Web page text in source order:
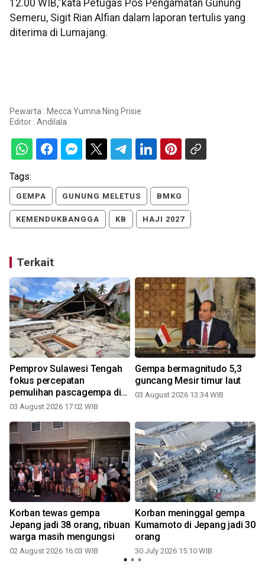
12.00 WIB,"kata Petugas Pos Pengamatan Gunung
Semeru, Sigit Rian Alfian dalam laporan tertulis yang
diterima di Lumajang.
Pewarta : Mecca Yumna Ning Prisie
Editor : Andilala
Tags:
GEMPA GUNUNG MELETUS BMKG
KEMENDUKBANGGA KB HAJI 2027
Terkait
Pemprov Sulawesi Tengah
fokus percepatan
pemulihan pascagempa di
Sigi
03 August 2026 17:02 WIB
Gempa bermagnitudo 5,3
guncang Mesir timur laut
03 August 2026 13:34 WIB
Korban tewas gempa
Jepang jadi 38 orang, ribuan
warga masih mengungsi
02 August 2026 16:03 WIB
Korban meninggal gempa
Kumamoto di Jepang jadi 30
orang
30 July 2026 15:10 WIB